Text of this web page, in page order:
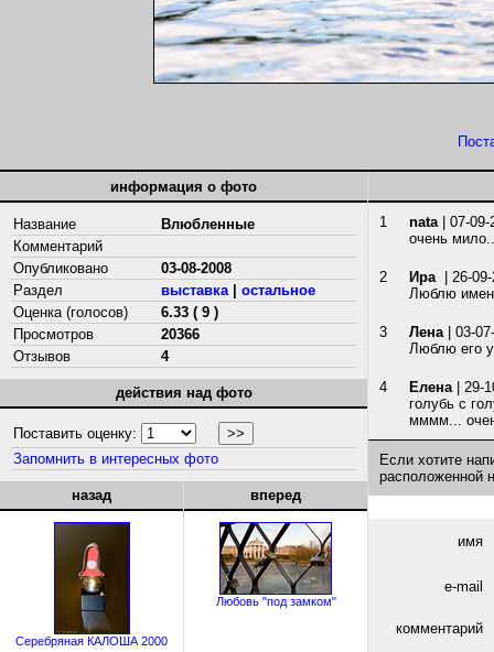
информация о фото
Название
Влюбленные
Комментарий
Опубликовано
03-08-2008
Раздел
выставка| остальное
Оценка (голосов)
6.33 ( 9 )
Просмотров
20366
Отзывов
4
действия над фото
Поставить оценку:
Запомнить в интересных фото
назад
Серебряная КАЛОША 2000
вперед
Любовь "под замком"
1 nata| 07-09-
очень
2 Ира
| 26-
Люблю
3 Лена| 03-
Люблю его
4 Елена| 29-
голубь с
мммм...
Если хотите
расположенной
имя
e-mail
комментарий